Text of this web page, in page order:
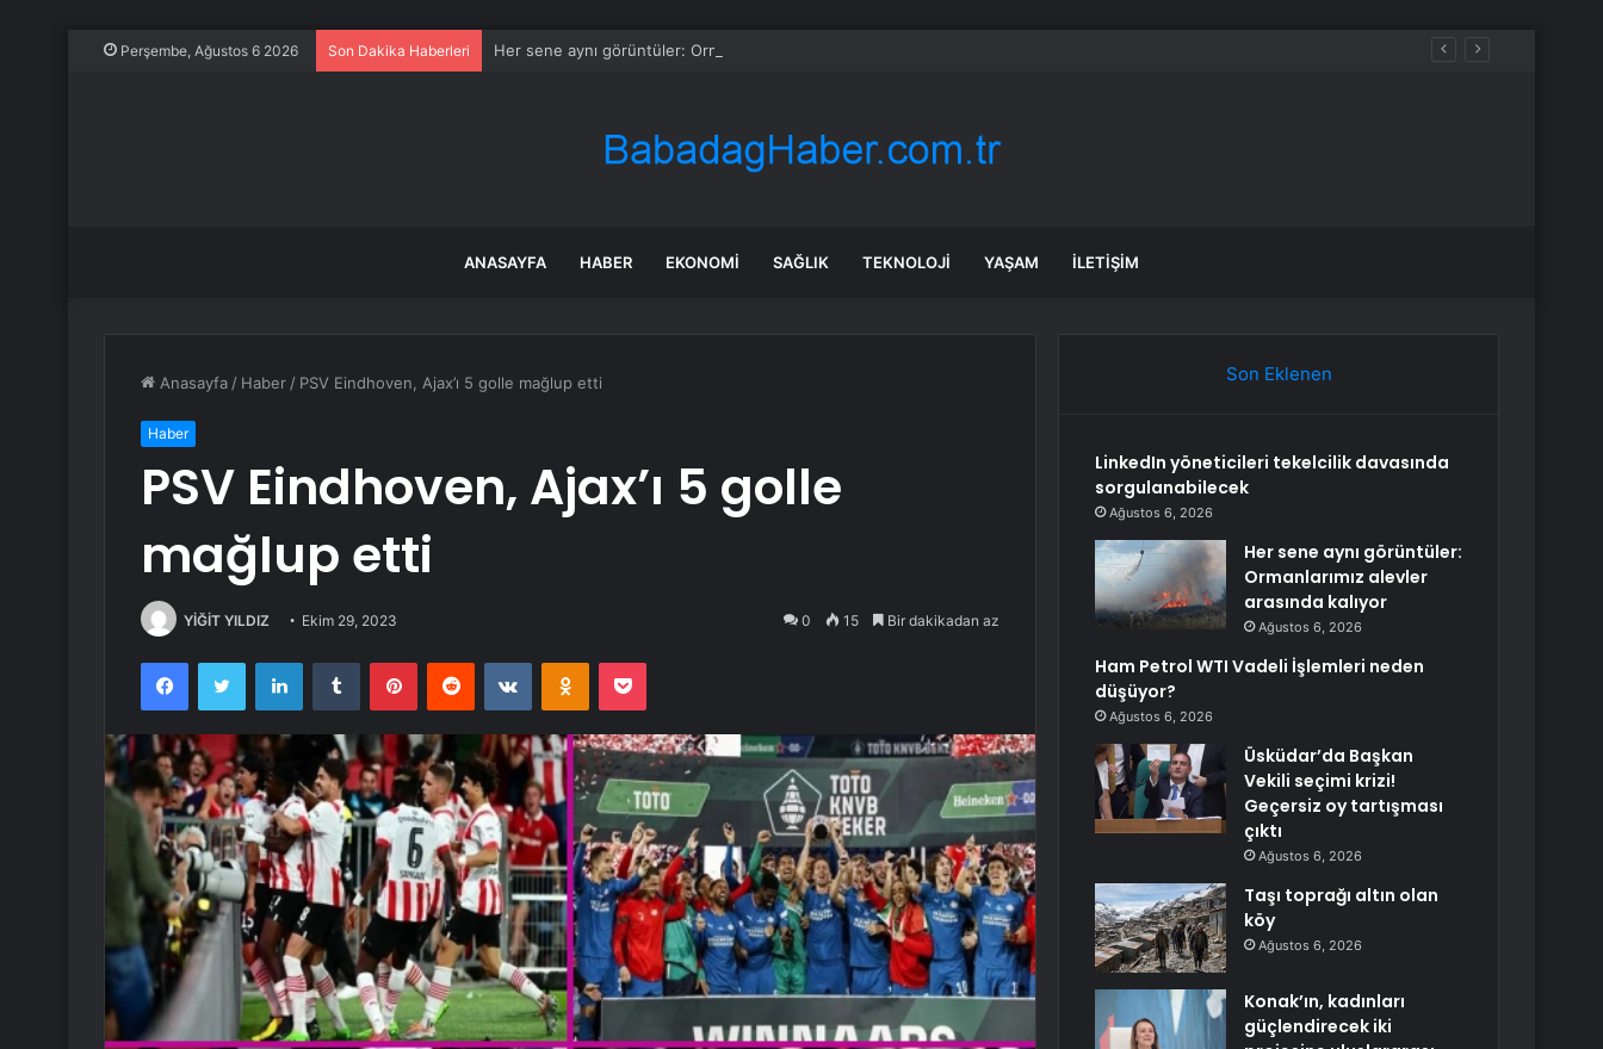
Perşembe, Ağustos 6 2026 Son Dakika Haberleri Her sene aynı görüntüler: Ormanlarımız alevler arasında kalıyor
ANASAYFA HABER EKONOMI SAĞLIK TEKNOLOJI YAŞAM İLETIŞIM
Anasayfa / Haber / PSV Eindhoven, Ajax’ı 5 golle mağlup etti
Haber
PSV Eindhoven, Ajax’ı 5 golle
mağlup etti
YİĞİT YILDIZ Ekim 29, 2023 0 15 Bir dakikadan az
FacebookTwitter LinkedInTumblr PinterestReddit VKontakteOdnoklassniki
Pocket
Son Eklenen
LinkedIn yöneticileri tekelcilik davasında
sorgulanabilecek
Ağustos 6, 2026
Her sene aynı görüntüler:
Ormanlarımız alevler
arasında kalıyor
Ağustos 6, 2026
Ham Petrol WTI Vadeli İşlemleri neden
düşüyor?
Ağustos 6, 2026
Üsküdar’da Başkan
Vekili seçimi krizi!
Geçersiz oy tartışması
çıktı
Ağustos 6, 2026
Taşı toprağı altın olan
köy
Ağustos 6, 2026
Konak’ın, kadınları
güçlendirecek iki